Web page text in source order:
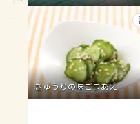
トーク
よくあるお問
お買い物
きゅうりの味ごまあえ